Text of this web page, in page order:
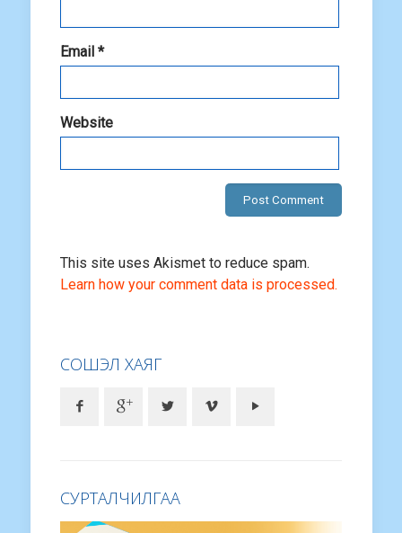
Email *
Website
This site uses Akismet to reduce spam.
Learn how your comment data is processed.
СОШЭЛ ХАЯГ
СУРТАЛЧИЛГАА